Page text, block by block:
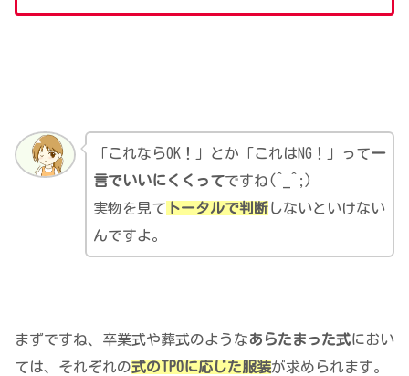
「これならOK！」とか「これはNG！」って一
言でいいにくくってですね(^_^;)
実物を見て トータルで判断しないといけない
んですよ。
まずですね、卒業式や葬式のようなあらたまった式におい
ては、それぞれの式のTPOに応じた服装が求められます。